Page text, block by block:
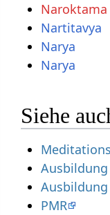
Naroktama
Nartitavya
Narya
Narya
Siehe
Ausbildung
PMR